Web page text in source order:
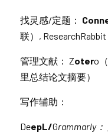
找灵感/定题：
联）, ResearchRabbit
管理文献： Zotero
里总结论文摘要）
写作辅助：
DeepL/Grammarly